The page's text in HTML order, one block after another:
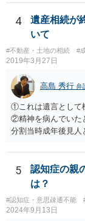
月に携帯が新しくな
「面会に来てくれ
話の使い方を教え
電話が切れました
にチップが埋められ
録、介護認定の資
方がよいと思います。
4
遺産相続が
いて
#不動産・土地の相続 #
2019年3月27日
高島 秀行 弁
①これは遺言として
②精神を病んでいた
分割当時成年後見
か？ 返せという主
そのような主張は
与が終わったと認
２０００年４月と
年後見人に選任さ
れていなければ 遺
5
認知症の親
は？
#認知症・意思疎通不能
2024年9月13日